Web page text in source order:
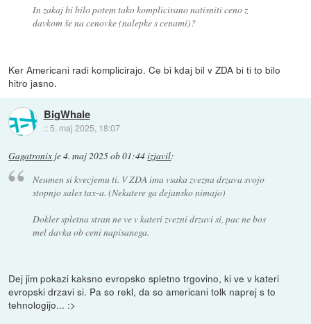
In zakaj bi bilo potem tako komplicirano natisniti ceno z
davkom še na cenovke (nalepke s cenami)?
Ker Americani radi komplicirajo. Ce bi kdaj bil v ZDA bi ti to bilo
hitro jasno.
BigWhale
:: 5. maj 2025, 18:07
Gagatronix je4. maj 2025 ob 01:44izjavil:
Neumen si kvecjemu ti. V ZDA ima vsaka zvezna drzava svojo
stopnjo sales tax-a. (Nekatere ga dejansko nimajo)
Dokler spletna stran ne ve v kateri zvezni drzavi si, pac ne bos
mel davka ob ceni napisanega.
Dej jim pokazi kaksno evropsko spletno trgovino, ki ve v kateri
evropski drzavi si. Pa so rekl, da so americani tolk naprej s to
tehnologijo... :>